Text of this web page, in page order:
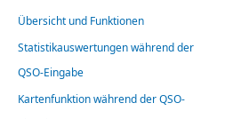
Übersicht und Funktionen
Statistikauswertungen während der
QSO-Eingabe
Kartenfunktion während der QSO-